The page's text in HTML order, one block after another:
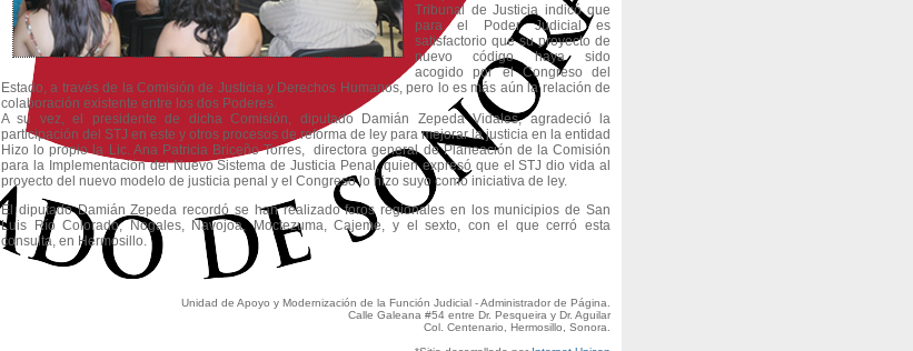
Tribunal de Justicia indicó que
para el Poder Judicial es
satisfactorio que su proyecto de
nuevo código haya sido
acogido por el Congreso del
Estado, a través de la Comisión de Justicia y Derechos Humanos, pero lo es más aún la relación de
colaboración existente entre los dos Poderes.
A su vez, el presidente de dicha Comisión, diputado Damián Zepeda Vidales, agradeció la
participación del STJ en este y otros procesos de reforma de ley para mejorar la justicia en la entidad
Hizo lo propio la Lic. Ana Patricia Briceño Torres, directora general de Planeación de la Comisión
para la Implementación del Nuevo Sistema de Justicia Penal, quien expresó que el STJ dio vida al
proyecto del nuevo modelo de justicia penal y el Congreso lo hizo suyo como iniciativa de ley.
El diputado Damián Zepeda recordó se han realizado foros regionales en los municipios de San
Luis Río Colorado, Nogales, Navojoa, Moctezuma, Cajeme, y el sexto, con el que cerró esta
consulta, en Hermosillo.
Unidad de Apoyo y Modernización de la Función Judicial - Administrador de Página.
Calle Galeana #54 entre Dr. Pesqueira y Dr. Aguilar
Col. Centenario, Hermosillo, Sonora.